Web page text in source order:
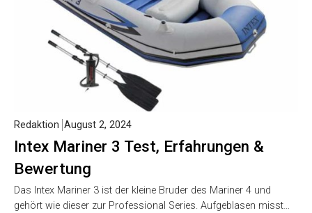
Intex Mariner 3 Test, Erfahrungen &
Bewertung
Redaktion August 2, 2024
Das Intex Mariner 3 ist der kleine Bruder des Mariner 4 und
gehört wie dieser zur Professional Series. Aufgeblasen misst…